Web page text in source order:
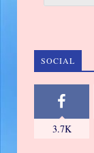
SOCIAL
3.7K